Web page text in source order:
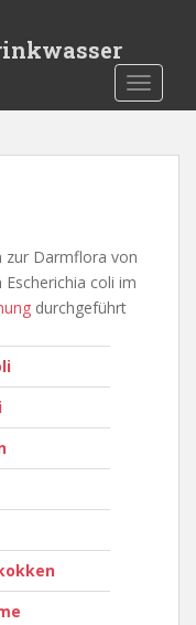
zur Darmflora von
coli im
durchgeführt